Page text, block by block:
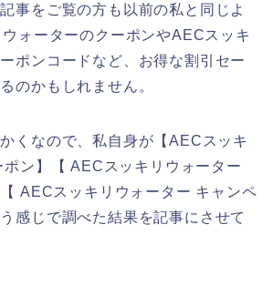
事をご覧の方も以前の私と同じよ
ォーターのクーポンやAECスッキ
ポンコードなど、お得な割引セー
のかもしれません。
くなので、私自身が【AECスッキ
ポン】【 AECスッキリウォーター
AECスッキリウォーター キャンペ
感じで調べた結果を記事にさせて